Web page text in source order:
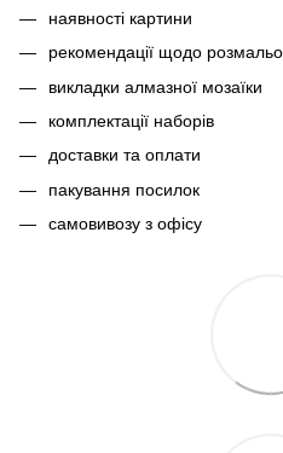
наявності картини
рекомендації щодо
викладки алмазної мозаїки
комплектації наборів
доставки та оплати
пакування посилок
самовивозу з офісу